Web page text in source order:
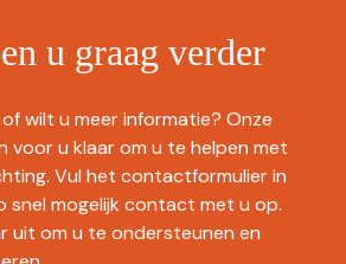
u graag verder
wilt u meer informatie? Onze
voor u klaar om u te helpen met
Vul het contactformulier in
snel mogelijk contact met u op.
uit om u te ondersteunen en